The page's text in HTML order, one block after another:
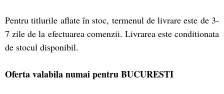
Pentru titlurile aflate în stoc, termenul de livrare este de 3-
7 zile de la efectuarea comenzii. Livrarea este conditionata
de stocul disponibil.
Oferta valabila numai pentru BUCURESTI